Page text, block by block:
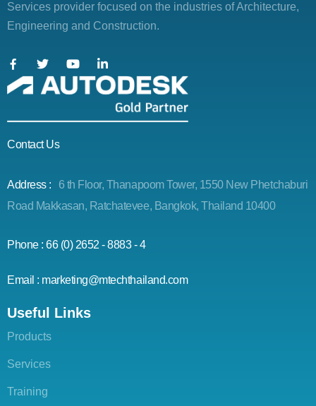
Services provider focused on the industries of Architecture,
Engineering and Construction.
Contact Us
Address :
6 th Floor, Thanapoom Tower, 1550 New Phetchaburi
Road Makkasan, Ratchatevee, Bangkok, Thailand 10400
Phone : 66 (0) 2652 - 8883 - 4
Email : marketing@mtechthailand.com
Useful Links
Products
Services
Training